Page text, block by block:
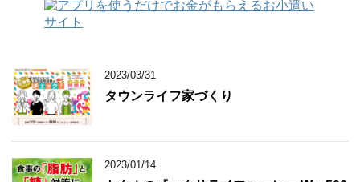
2023/03/31
タウンライフ家づくり
2023/01/14